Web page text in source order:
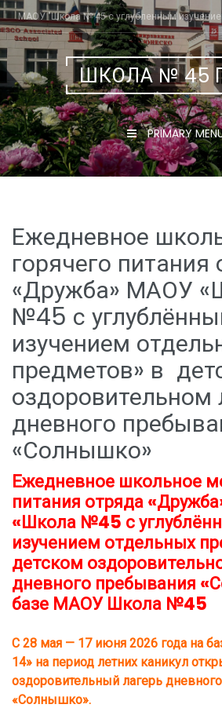
Skip
to
content
МАОУ "Школа № 45 с углубленным
ШКОЛА № 45
PRIMARY
Ежедневное
горячего питания
«Дружба» МАОУ
№45 с
изучением
предметов» в
оздоровительном
дневного
«Солнышко»
Ежедневное школьное
питания отряда
«Школа №45 с
изучением отдельных
детском
дневного пребывания
базе МАОУ Школа №45
С 28 мая — 17 июня 2026 года на
14» на период летних каникул
оздоровительный лагерь
«Солнышко».